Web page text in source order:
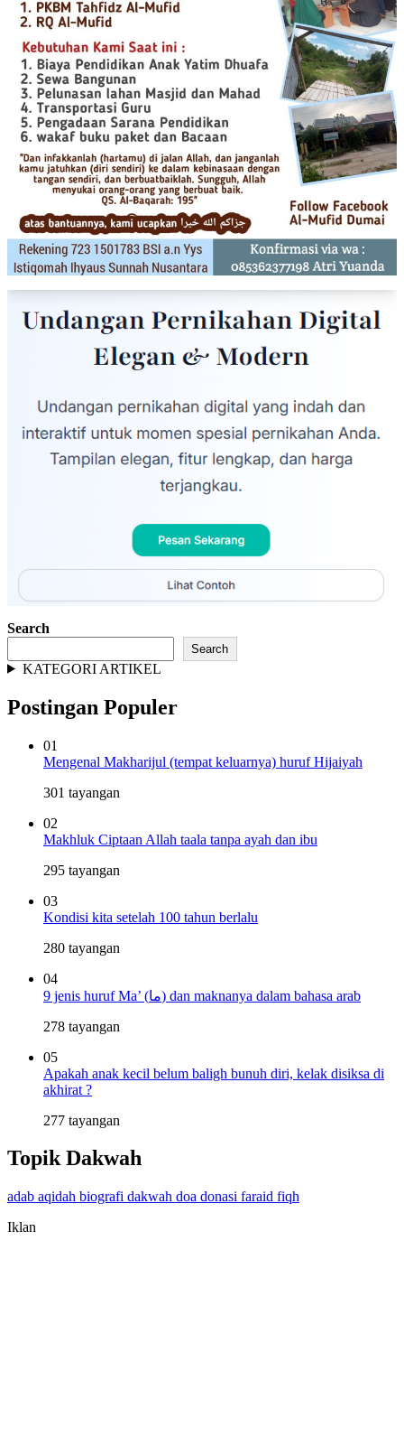
Search
Search
KATEGORI ARTIKEL
Postingan Populer
01
Mengenal Makharijul (tempat keluarnya) huruf Hijaiyah
301 tayangan
02
Makhluk Ciptaan Allah taala tanpa ayah dan ibu
295 tayangan
03
Kondisi kita setelah 100 tahun berlalu
280 tayangan
04
9 jenis huruf Ma’ (ما) dan maknanya dalam bahasa arab
278 tayangan
05
Apakah anak kecil belum baligh bunuh diri, kelak disiksa di
akhirat ?
277 tayangan
Topik Dakwah
adab aqidah biografi dakwah doa donasi faraid fiqh
Iklan